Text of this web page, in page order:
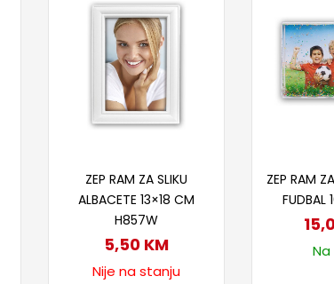
ZEP RAM ZA SLIKU
ALBACETE 13×18 CM
H857W
5,50 KM
Nije na stanju
ZEP RAM
FUDBAL
Na